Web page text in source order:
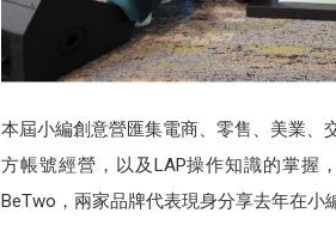
本屆小編創意營匯集電商、零售、美業、
方帳號經營，以及LAP操作知識的掌握
BeTwo，兩家品牌代表現身分享去年在小